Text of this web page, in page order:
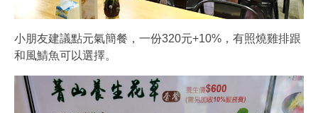
小朋友建議點元氣簡餐，一份320元+10%，有照燒雞排跟
和風鯖魚可以選擇。